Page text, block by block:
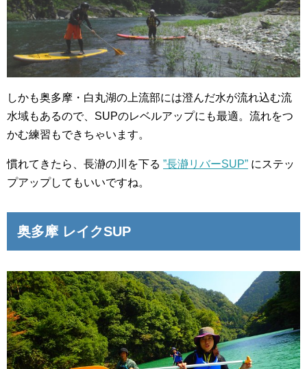
しかも奥多摩・白丸湖の上流部には澄んだ水が流れ込む流
水域もあるので、SUPのレベルアップにも最適。流れをつ
かむ練習もできちゃいます。
慣れてきたら、長瀞の川を下る ”長瀞リバーSUP” にステッ
プアップしてもいいですね。
奥多摩 レイクSUP